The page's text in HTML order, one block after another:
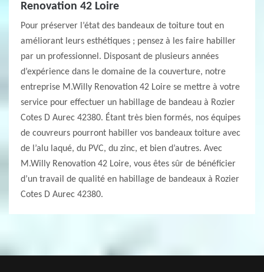
Renovation 42 Loire
Pour préserver l’état des bandeaux de toiture tout en
améliorant leurs esthétiques ; pensez à les faire habiller
par un professionnel. Disposant de plusieurs années
d’expérience dans le domaine de la couverture, notre
entreprise M.Willy Renovation 42 Loire se mettre à votre
service pour effectuer un habillage de bandeau à Rozier
Cotes D Aurec 42380. Étant très bien formés, nos équipes
de couvreurs pourront habiller vos bandeaux toiture avec
de l’alu laqué, du PVC, du zinc, et bien d’autres. Avec
M.Willy Renovation 42 Loire, vous êtes sûr de bénéficier
d’un travail de qualité en habillage de bandeaux à Rozier
Cotes D Aurec 42380.